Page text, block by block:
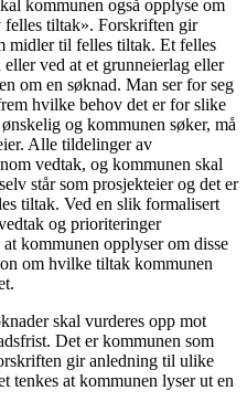
kommunen også opplyse om
felles tiltak». Forskriften gir
midler til felles tiltak. Et felles
ved at et grunneierlag eller
om en søknad. Man ser for seg
hvilke behov det er for slike
og kommunen søker, må
Alle tildelinger av
vedtak, og kommunen skal
står som prosjekteier og det er
tiltak. Ved en slik formalisert
og prioriteringer
kommunen opplyser om disse
om hvilke tiltak kommunen
skal vurderes opp mot
Det er kommunen som
gir anledning til ulike
tenkes at kommunen lyser ut en